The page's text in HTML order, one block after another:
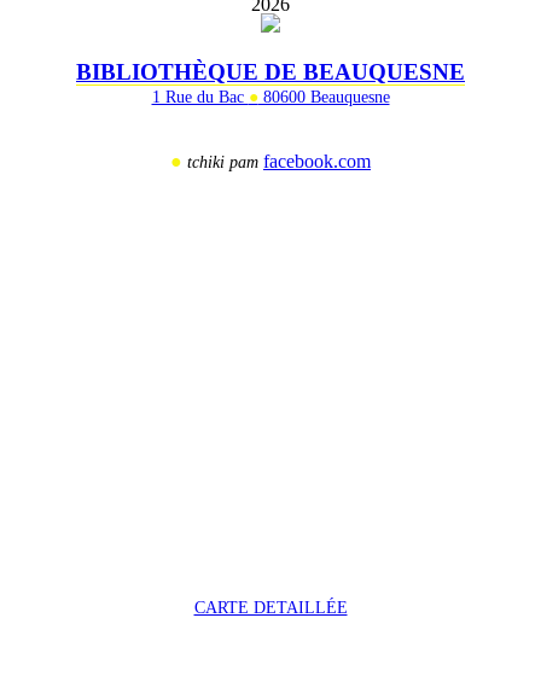
BIBLIOTHÈQUE DE BEAUQUESNE
1 Rue du Bac ●80600 Beauquesne
● tchiki pam facebook.com
CARTE DETAILLÉE